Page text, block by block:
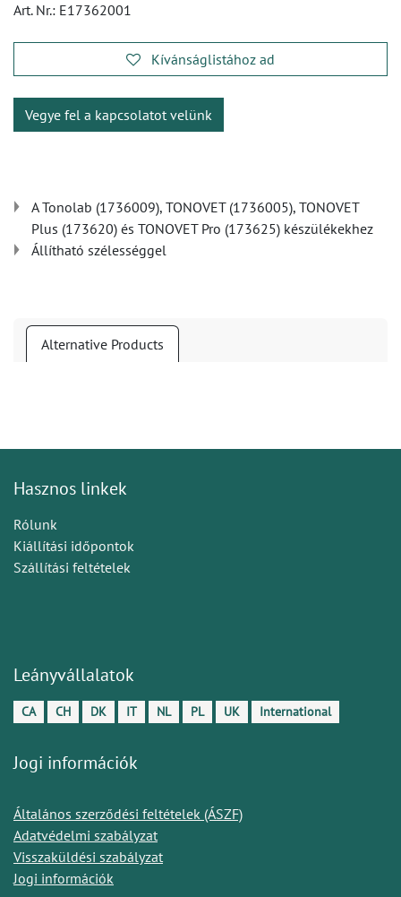
Art. Nr.: E17362001
Kívánságlistához ad
Vegye fel a kapcsolatot velünk
A Tonolab (1736009), TONOVET (1736005), TONOVET
Plus (173620) és TONOVET Pro (173625) készülékekhez
Állítható szélességgel
Alternative Products
Hasznos linkek
Rólunk
Kiállítási időpontok
Szállítási feltételek
Leányvállalatok
CA CH DK IT NL PL UK International
Jogi információk
Általános szerződési feltételek (ÁSZF)
Adatvédelmi szabályzat
Visszaküldési szabályzat
Jogi információk